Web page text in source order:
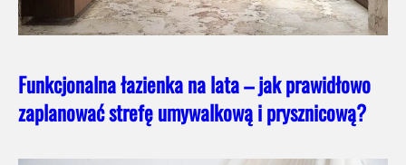
Funkcjonalna łazienka na lata – jak prawidłowo
zaplanować strefę umywalkową i prysznicową?